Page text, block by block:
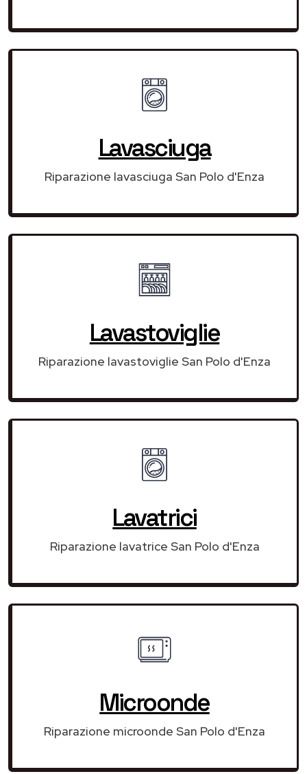
Lavasciuga
Riparazione lavasciuga San Polo d'Enza
Lavastoviglie
Riparazione lavastoviglie San Polo d'Enza
Lavatrici
Riparazione lavatrice San Polo d'Enza
Microonde
Riparazione microonde San Polo d'Enza